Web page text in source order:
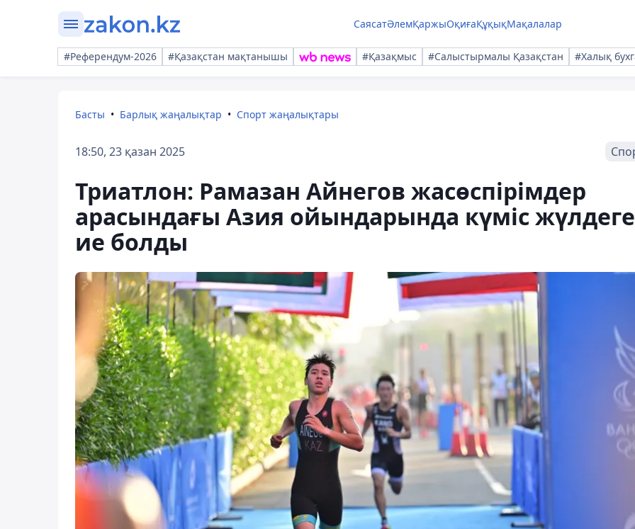
СаясатӘлемҚаржыОқиғаҚұқықМақалалар
#Референдум-2026 #Қазақстан мақтанышы #Қазақмыс #Салыстырмалы Қазақстан #Халық
Басты Барлық жаңалықтар Спорт жаңалықтары
18:50, 23 қазан 2025
Триатлон: Рамазан Айнегов жасөспірімдер
арасындағы Азия ойындарында күміс жүлдеге
ие болды